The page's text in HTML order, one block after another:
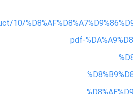
10/
pdf-